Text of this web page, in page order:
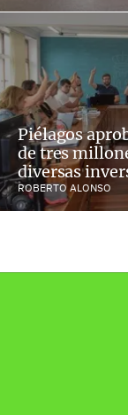
Piélagos
de tres
diversas
ROBERTO ALONSO